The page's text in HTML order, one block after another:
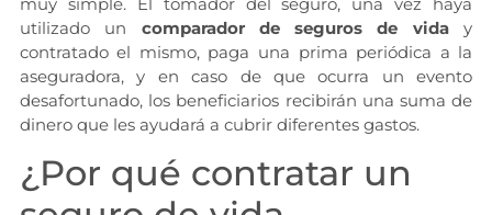
utilizado un comparador de seguros de viday
contratado el mismo, paga una prima periódica a la
aseguradora, y en caso de que ocurra un evento
desafortunado, los beneficiarios recibirán una suma de
dinero que les ayudará a cubrir diferentes gastos.
¿Por qué contratar un